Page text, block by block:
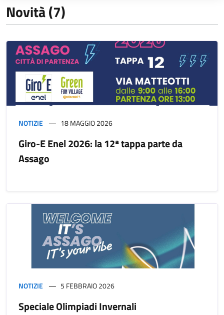
Novità (7)
NOTIZIE 18 MAGGIO 2026
Giro-E Enel 2026: la 12ª tappa parte da
Assago
NOTIZIE 5 FEBBRAIO 2026
Speciale Olimpiadi Invernali